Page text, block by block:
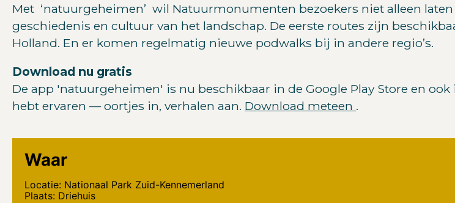
Met ‘natuurgeheimen’ wil Natuurmonumenten bezoekers niet alleen
geschiedenis en cultuur van het landschap. De eerste routes zijn
Holland. En er komen regelmatig nieuwe podwalks bij in andere regio’s.
Download nu gratis
De app 'natuurgeheimen' is nu beschikbaar in de Google Play Store en
hebt ervaren — oortjes in, verhalen aan. Download meteen .
Waar
Locatie: Nationaal Park Zuid-Kennemerland
Plaats: Driehuis